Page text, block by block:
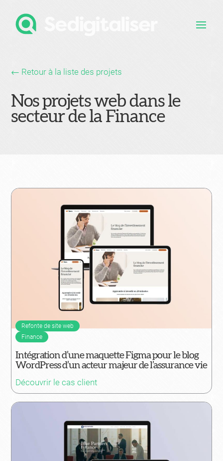
← Retour à la liste des projets
Nos projets web dans le
secteur de la Finance
Refonte de site web
Finance
Intégration d’une maquette Figma pour le blog
WordPress d’un acteur majeur de l’assurance vie
Découvrir le cas client